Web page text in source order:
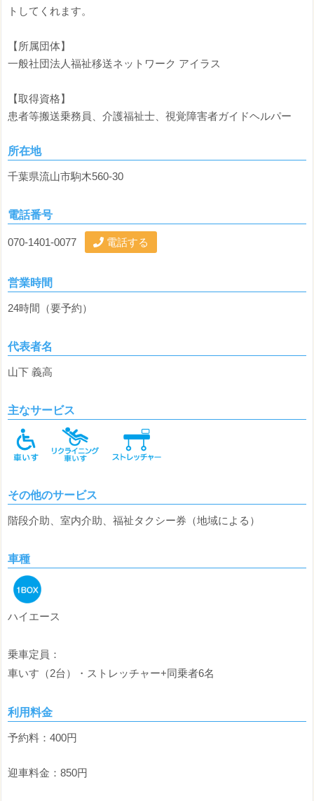
トしてくれます。
【所属団体】
一般社団法人福祉移送ネットワーク アイラス
【取得資格】
患者等搬送乗務員、介護福祉士、視覚障害者ガイドヘルパー
所在地
千葉県流山市駒木560-30
電話番号
070-1401-0077 電話する
営業時間
24時間（要予約）
代表者名
山下 義高
主なサービス
その他のサービス
階段介助、室内介助、福祉タクシー券（地域による）
車種
ハイエース
乗車定員：
車いす（2台）・ストレッチャー+同乗者6名
利用料金
予約料：400円
迎車料金：850円